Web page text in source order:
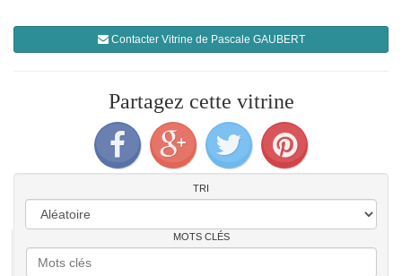
Contacter Vitrine de Pascale GAUBERT
Partagez cette vitrine
TRI
MOTS CLÉS